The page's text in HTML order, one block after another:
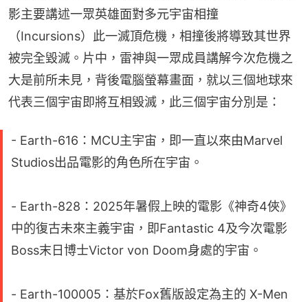
影主要講述一眾英雄面對多元宇宙相撞
（Incursions）此一滅頂危機，相撞後將導致其世界
被完全毀滅。片中，雷神與一眾成員講解今次危機之
大是前所未見，背後電腦螢幕畫面，就以三個地球來
代表三個宇宙即將互相毀滅，此三個宇宙分別是：
- Earth-616：MCU主宇宙，即一直以來由Marvel
Studios出品電影的角色所在宇宙。
- Earth-828：2025年暑假上映的電影《神奇4俠》
中的復古未來主義宇宙，即Fantastic 4及今次電影
Boss末日博士Victor von Doom身處的宇宙。
- Earth-100005：基於Fox舊版設定為主的 X-Men